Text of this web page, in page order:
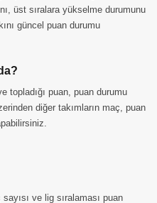
üst sıralara yükselme durumunu
güncel puan durumu
topladığı puan, puan durumu
diğer takımların maç, puan
ve lig sıralaması puan